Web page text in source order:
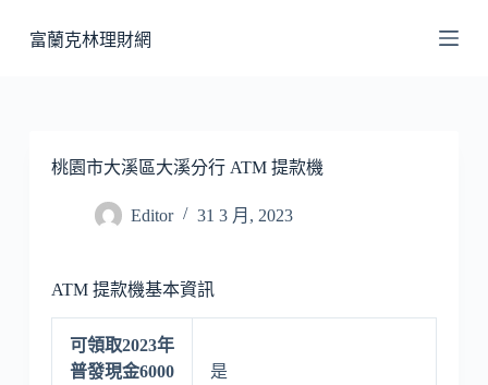
至
富蘭克林理財網
桃園市大溪區大溪分行 ATM 提款機
Editor 31 3 月, 2023
ATM 提款機基本資訊
可領取2023年
普發現金6000
是